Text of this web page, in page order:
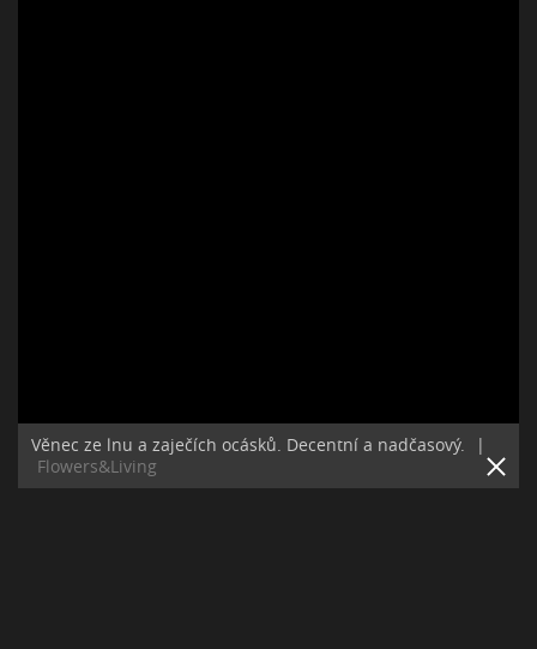
Věnec ze lnu a zaječích ocásků. Decentní a nadčasový.
|
Flowers&Living